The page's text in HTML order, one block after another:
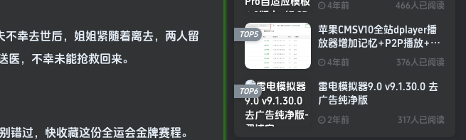
幸去世后，姐姐紧随着离去，两人留
，不幸未能抢救回来。
错过，快收藏这份全运会金牌赛程。
4年前 466人已阅读
苹果CMSV10全站dplayer播
放器增加记忆+P2P播放+弹
幕+自动下一集功能
4年前 376人已阅读
TOP5
雷电模拟器9.0 v9.1.30.0 去
广告纯净版
2年前 317人已阅读
TOP6